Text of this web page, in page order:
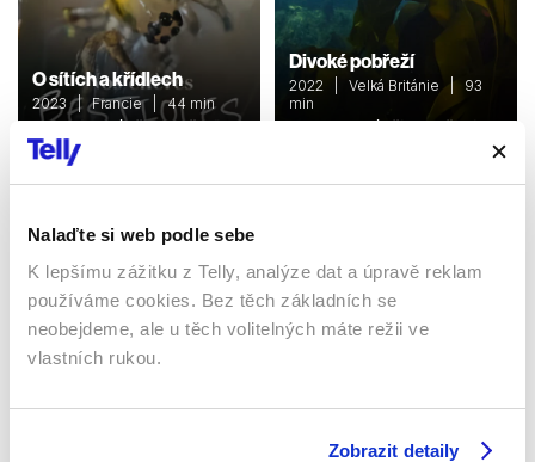
Nalaďte si web podle sebe
K lepšímu zážitku z Telly, analýze dat a úpravě reklam
používáme cookies. Bez těch základních se
neobejdeme, ale u těch volitelných máte režii ve
vlastních rukou.
Zobrazit detaily
O sítích a křídlech
2023 | Francie | 44 min
Dokumenty / Přírodovědní
Divoké pobřeží
2022 | Velká Británie | 93
min
Dokumenty / Přírodovědní
Sledujte kdekoliv až na 6 zařízeních
Sledovat internetovou televizi jde odkudkoliv
po celé EU, a to až na 6 zařízeních.